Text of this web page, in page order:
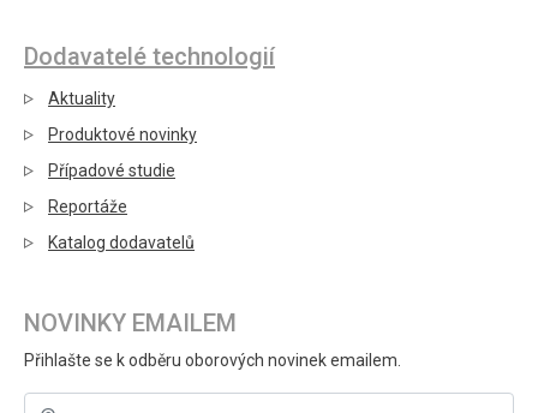
Dodavatelé technologií
Aktuality
Produktové novinky
Případové studie
Reportáže
Katalog dodavatelů
NOVINKY EMAILEM
Přihlašte se k odběru oborových novinek emailem.